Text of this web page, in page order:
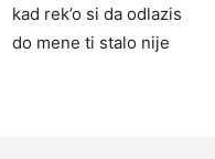
kad rek’o si da odlazis
do mene ti stalo nije